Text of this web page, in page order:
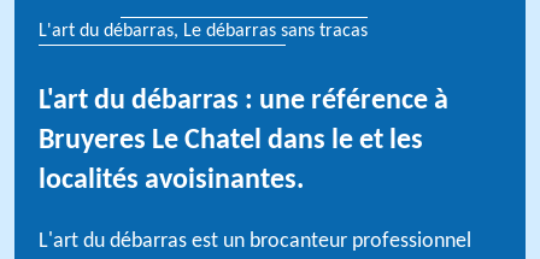
L'art du débarras, Le débarras sans tracas
L'art du débarras : une référence à
Bruyeres Le Chatel dans le et les
localités avoisinantes.
L'art du débarras est un brocanteur professionnel